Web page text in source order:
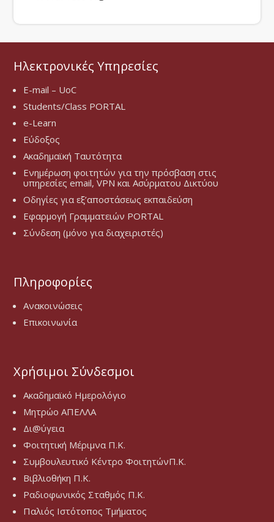
Ηλεκτρονικές Υπηρεσίες
E-mail – UoC
Students/Class PORTAL
e-Learn
Εύδοξος
Ακαδημαϊκή Ταυτότητα
Ενημέρωση φοιτητών για την πρόσβαση στις
υπηρεσίες email, VPN και Ασύρματου Δικτύου
Οδηγίες για εξ’αποστάσεως εκπαιδεύση
Εφαρμογή Γραμματειών PORTAL
Σύνδεση (μόνο για διαχειριστές)
Πληροφορίες
Ανακοινώσεις
Επικοινωνία
Χρήσιμοι Σύνδεσμοι
Ακαδημαϊκό Ημερολόγιο
Μητρώο ΑΠΕΛΛΑ
Δι@ύγεια
Φοιτητική Μέριμνα Π.Κ.
Συμβουλευτικό Κέντρο ΦοιτητώνΠ.Κ.
Βιβλιοθήκη Π.Κ.
Ραδιοφωνικός Σταθμός Π.Κ.
Παλιός Ιστότοπος Τμήματος